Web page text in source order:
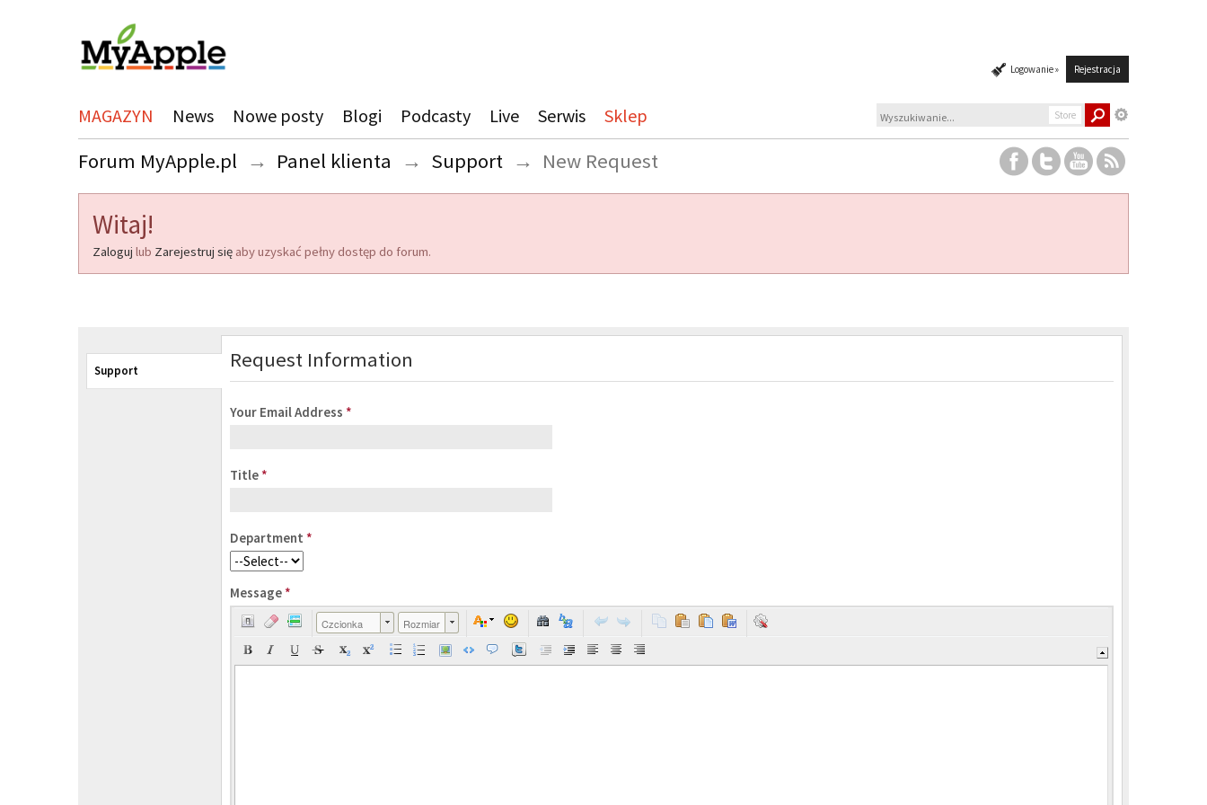
Logowanie » Rejestracja
MAGAZYN News Nowe posty Blogi Podcasty Live Serwis Sklep Store
Forum MyApple.pl → Panel klienta → Support → New Request
Witaj!
Zaloguj lub Zarejestruj się aby uzyskać pełny dostęp do forum.
Support Request Information
Your Email Address *
Title *
Department *
Message *
Czcionka Rozmiar